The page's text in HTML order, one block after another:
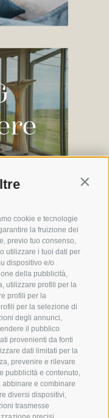
cookie e tecnologie
la fruizione dei
previo tuo consenso,
utilizzare i tuoi dati per
dispositivo e/o
della pubblicità,
utilizzare profili per la
profili per la
per la selezione di
degli annunci,
il pubblico
provenienti da fonti
dati limitati per la
prevenire e rilevare
pubblicità e contenuto,
abbinare e combinare
diversi dispositivi,
trasmesse
sui cookie
sulla privacy
Goldknopf
18, 39040 Seiser Alm
cookie